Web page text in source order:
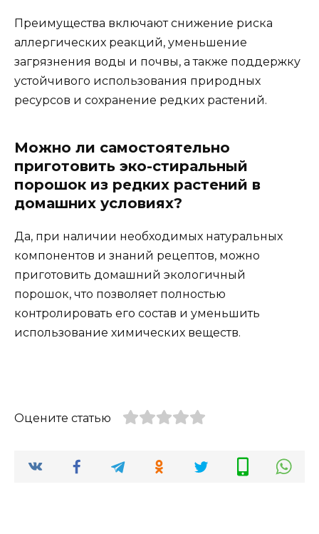
Преимущества включают снижение риска
аллергических реакций, уменьшение
загрязнения воды и почвы, а также поддержку
устойчивого использования природных
ресурсов и сохранение редких растений.
Можно ли самостоятельно
приготовить эко-стиральный
порошок из редких растений в
домашних условиях?
Да, при наличии необходимых натуральных
компонентов и знаний рецептов, можно
приготовить домашний экологичный
порошок, что позволяет полностью
контролировать его состав и уменьшить
использование химических веществ.
Оцените статью